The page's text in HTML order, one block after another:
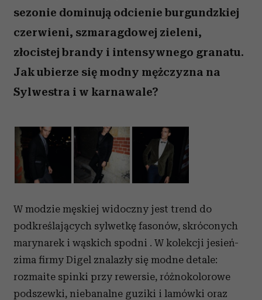
sezonie dominują odcienie burgundzkiej
czerwieni, szmaragdowej zieleni,
złocistej brandy i intensywnego granatu.
Jak ubierze się modny mężczyzna na
Sylwestra i w karnawale?
W modzie męskiej widoczny jest trend do
podkreślających sylwetkę fasonów, skróconych
marynarek i wąskich spodni . W kolekcji jesień-
zima firmy Digel znalazły się modne detale:
rozmaite spinki przy rewersie, różnokolorowe
podszewki, niebanalne guziki i lamówki oraz